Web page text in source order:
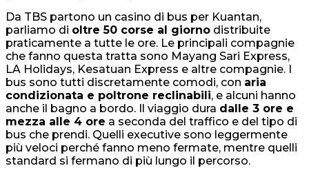
Da TBS partono un casino di bus per Kuantan,
parliamo di oltre50 corse al giorno distribuite
praticamente a tutte le ore. Le principali compagnie
che fanno questa tratta sono Mayang Sari Express,
LA Holidays, Kesatuan Express e altre compagnie. I
bus sono tutti discretamente comodi, con aria
condizionata e poltrone reclinabili, e alcuni hanno
anche il bagno a bordo. Il viaggio dura dalle 3 ore e
mezza alle 4 ore a seconda del traffico e del tipo di
bus che prendi. Quelli executive sono leggermente
più veloci perché fanno meno fermate, mentre quelli
standard si fermano di più lungo il percorso.